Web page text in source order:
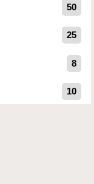
50
25
8
10